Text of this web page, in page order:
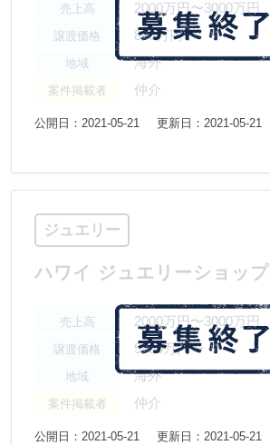
売上高 2000万円〜3000万円
譲渡価格 880万円〜
地域 海外
案件掲載者 仲介
公開日：2021-05-21 更新日：2021-05-21
ジュエリー
ハワイ ジュエリーショップ
売上高 2000万円〜3000万円
譲渡価格 5500万円〜
地域 海外
案件掲載者 仲介
公開日：2021-05-21 更新日：2021-05-21